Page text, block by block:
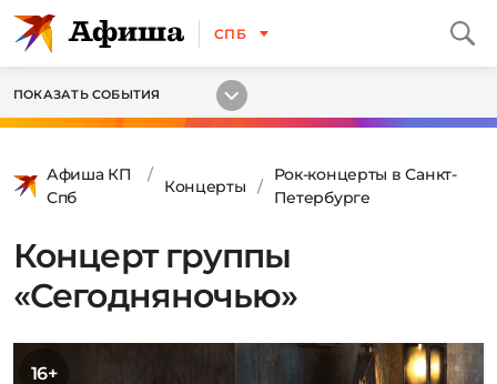
СПБ
ПОКАЗАТЬ СОБЫТИЯ
Афиша КП
Спб
Концерты
Рок-концерты в Санкт-
Петербурге
Концерт группы
«Сегодняночью»
16+